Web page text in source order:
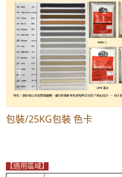
包裝/25KG包裝 色卡
【適用區域】